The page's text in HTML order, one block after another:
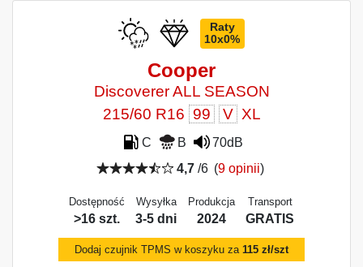
Raty
10x0%
Cooper
Discoverer ALL SEASON
215/60 R16 99 V XL
C B
70dB
4,7 /6 (9 opinii)
Dostępność
>16 szt.
Wysyłka
3-5 dni
Produkcja
2024
Transport
GRATIS
Dodaj czujnik TPMS w koszyku za 115 zł/szt